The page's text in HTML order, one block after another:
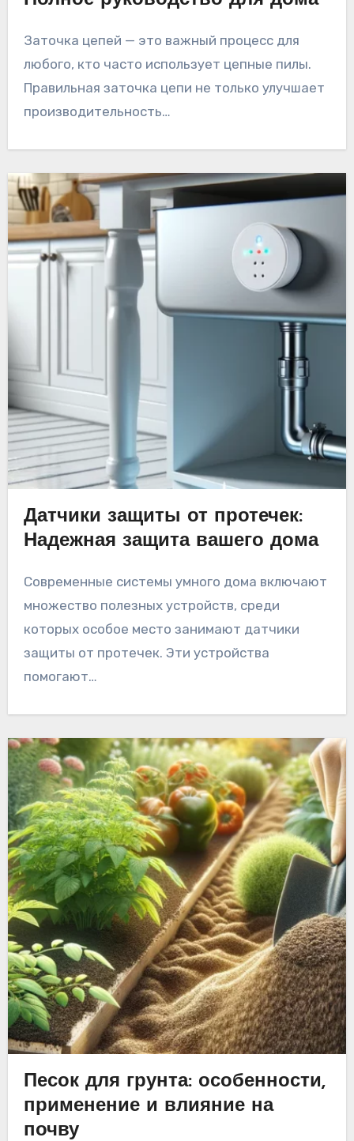
Заточка цепей — это важный процесс для
любого, кто часто использует цепные пилы.
Правильная заточка цепи не только улучшает
производительность…
Датчики защиты от протечек:
Надежная защита вашего дома
Современные системы умного дома включают
множество полезных устройств, среди
которых особое место занимают датчики
защиты от протечек. Эти устройства
помогают…
Песок для грунта: особенности,
применение и влияние на
почву